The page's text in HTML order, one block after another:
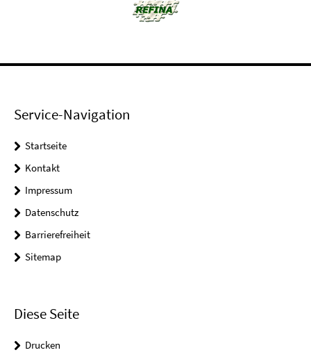
Service-Navigation
Startseite
Kontakt
Impressum
Datenschutz
Barrierefreiheit
Sitemap
Diese Seite
Drucken